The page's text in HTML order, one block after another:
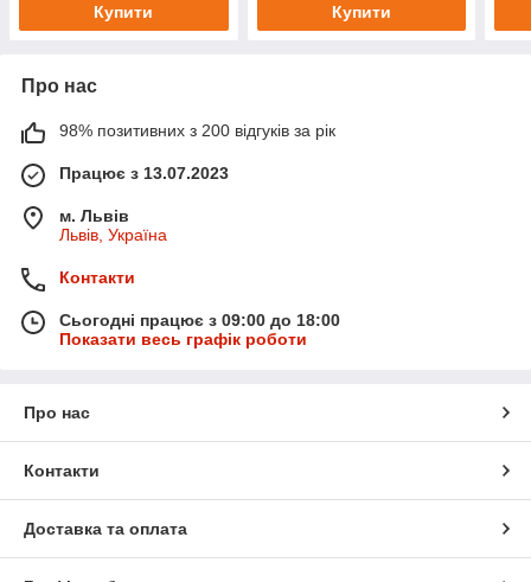
Купити Купити
Про нас
98% позитивних з 200 відгуків за рік
Працює з 13.07.2023
м. Львів
Львів, Україна
Контакти
Сьогодні працює з 09:00 до 18:00
Показати весь графік роботи
Про нас
Контакти
Доставка та оплата